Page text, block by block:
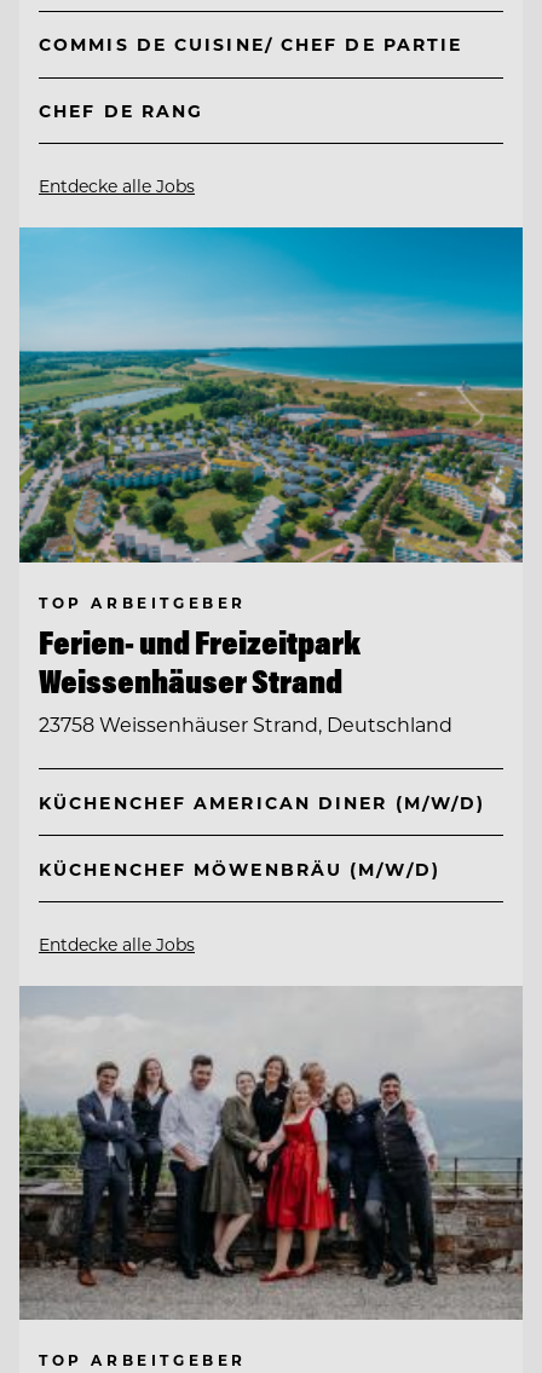
COMMIS DE CUISINE/ CHEF DE PARTIE
CHEF DE RANG
Entdecke alle Jobs
TOP ARBEITGEBER
Ferien- und Freizeitpark
Weissenhäuser Strand
23758 Weissenhäuser Strand, Deutschland
KÜCHENCHEF AMERICAN DINER (M/W/D)
KÜCHENCHEF MÖWENBRÄU (M/W/D)
Entdecke alle Jobs
TOP ARBEITGEBER